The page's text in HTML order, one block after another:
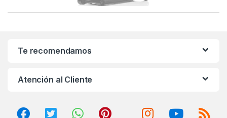
Te recomendamos
Atención al Cliente